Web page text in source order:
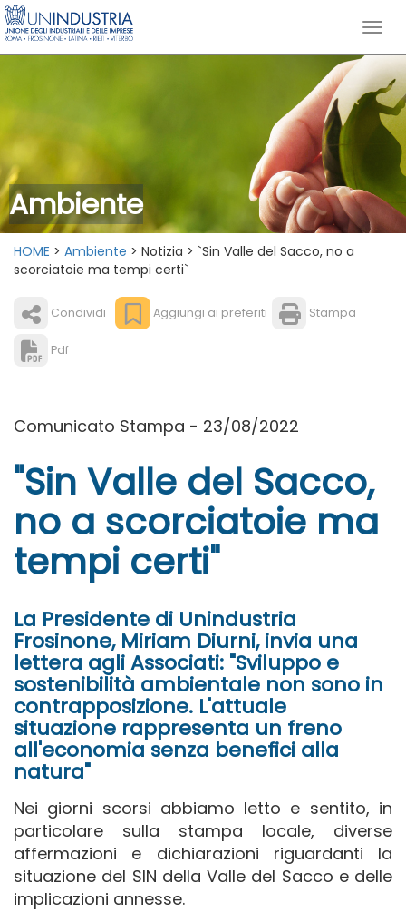
Ambiente
HOME > Ambiente > Notizia > `Sin Valle del Sacco, no a
scorciatoie ma tempi certi`
Condividi Aggiungi ai preferiti Stampa
Pdf
Comunicato Stampa - 23/08/2022
"Sin Valle del Sacco,
no a scorciatoie ma
tempi certi"
La Presidente di Unindustria
Frosinone, Miriam Diurni, invia una
lettera agli Associati: "Sviluppo e
sostenibilità ambientale non sono in
contrapposizione. L'attuale
situazione rappresenta un freno
all'economia senza benefici alla
natura"
Nei giorni scorsi abbiamo letto e sentito, in
particolare sulla stampa locale, diverse
affermazioni e dichiarazioni riguardanti la
situazione del SIN della Valle del Sacco e delle
implicazioni annesse.